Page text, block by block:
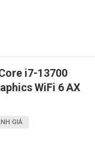
i7-13700
WiFi 6 AX
GIÁ